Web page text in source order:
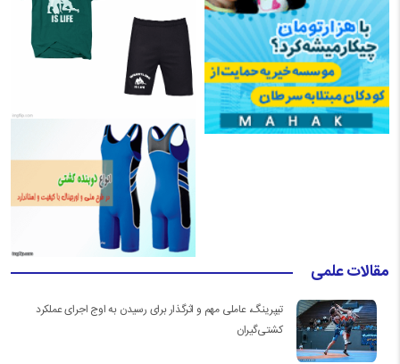
مقالات علمی
تیپرینگ، عاملی مهم و اثرگذار برای رسیدن به اوج اجرای عملکرد
کشتی‌گیران